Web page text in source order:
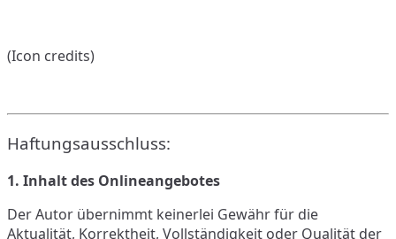
(Icon credits)
Haftungsausschluss:
1. Inhalt des Onlineangebotes
Der Autor übernimmt keinerlei Gewähr für die
Aktualität, Korrektheit, Vollständigkeit oder Qualität der